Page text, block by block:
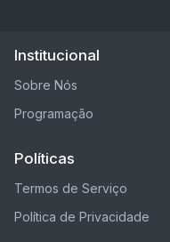
Institucional
Sobre Nós
Programação
Políticas
Termos de Serviço
Política de Privacidade